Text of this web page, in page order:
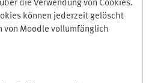
die Verwendung von Cookies.
können jederzeit gelöscht
von Moodle vollumfänglich